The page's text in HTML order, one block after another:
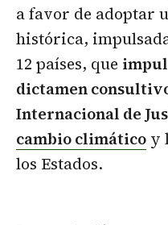
a favor de adoptar
histórica,
12 países, que
dictamen
Internacional de
cambio climático y
los Estados.